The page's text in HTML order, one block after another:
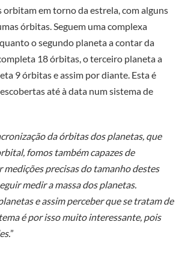
em torno da estrela, com alguns
órbitas. Seguem uma complexa
o segundo planeta a contar da
18 órbitas, o terceiro planeta a
9 órbitas e assim por diante. Esta é
até à data num sistema de
da órbitas dos planetas, que
fomos também capazes de
precisas do tamanho destes
medir a massa dos planetas.
e assim perceber que se tratam de
é por isso muito interessante, pois
”